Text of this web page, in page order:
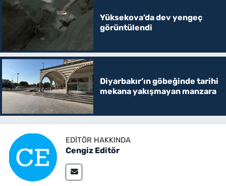
Yüksekova’da dev yengeç
görüntülendi
Diyarbakır’ın göbeğinde tarihi
mekana yakışmayan manzara
EDITÖR HAKKINDA
Cengiz Editör